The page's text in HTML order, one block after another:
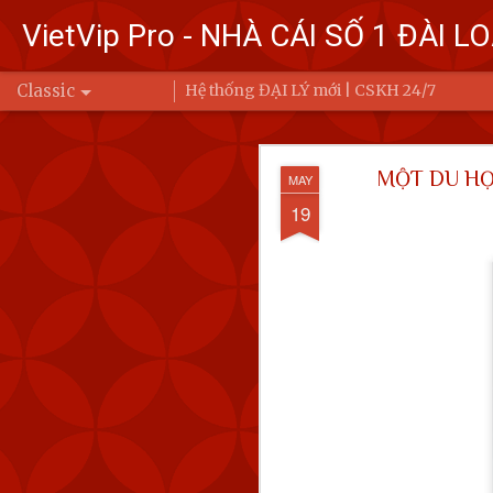
MAY
19
MỘT DU
VietVip Pro - NHÀ CÁI SỐ 1 ĐÀI
Classic Hệ thống ĐẠI LÝ mới | CSKH 24/7
Đài
Ba (6/2) đến
Để đáp trả, Đài Loan
động của Quân đội
eo biển Đài Loan